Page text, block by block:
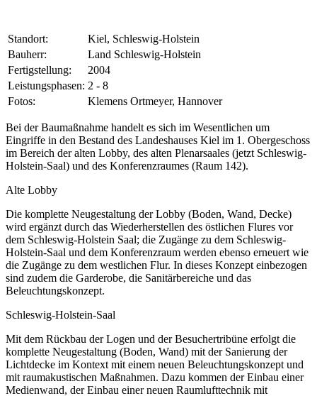
Standort:
Kiel, Schleswig-Holstein
Bauherr:
Land Schleswig-Holstein
Fertigstellung:
2004
Leistungsphasen: 2 - 8
Fotos:
Klemens Ortmeyer, Hannover
Bei der Baumaßnahme handelt es sich im Wesentlichen um
Eingriffe in den Bestand des Landeshauses Kiel im 1. Obergeschoss
im Bereich der alten Lobby, des alten Plenarsaales (jetzt Schleswig-
Holstein-Saal) und des Konferenzraumes (Raum 142).
Alte Lobby
Die komplette Neugestaltung der Lobby (Boden, Wand, Decke)
wird ergänzt durch das Wiederherstellen des östlichen Flures vor
dem Schleswig-Holstein Saal; die Zugänge zu dem Schleswig-
Holstein-Saal und dem Konferenzraum werden ebenso erneuert wie
die Zugänge zu dem westlichen Flur. In dieses Konzept einbezogen
sind zudem die Garderobe, die Sanitärbereiche und das
Beleuchtungskonzept.
Schleswig-Holstein-Saal
Mit dem Rückbau der Logen und der Besuchertribüne erfolgt die
komplette Neugestaltung (Boden, Wand) mit der Sanierung der
Lichtdecke im Kontext mit einem neuen Beleuchtungskonzept und
mit raumakustischen Maßnahmen. Dazu kommen der Einbau einer
Medienwand, der Einbau einer neuen Raumlufttechnik mit